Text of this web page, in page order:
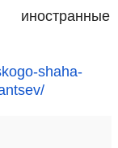
shaha-